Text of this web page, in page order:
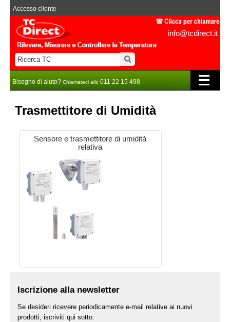
info@tcdirect.it
Accesso cliente
Bisogno di aiuto? Chiamateci allo 011 22 15 498
Trasmettitore di Umidità
Sensore e trasmettitore di umidità
relativa
Iscrizione alla newsletter
Se desideri ricevere periodicamente e-mail relative ai nuovi
prodotti, iscriviti qui sotto: